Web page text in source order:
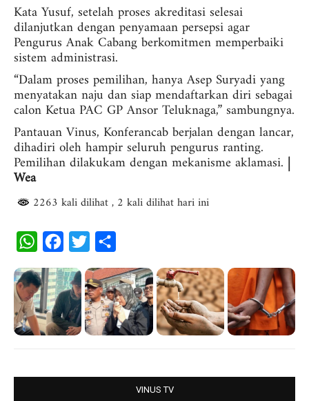
Kata Yusuf, setelah proses akreditasi selesai
dilanjutkan dengan penyamaan persepsi agar
Pengurus Anak Cabang berkomitmen memperbaiki
sistem administrasi.
“Dalam proses pemilihan, hanya Asep Suryadi yang
menyatakan naju dan siap mendaftarkan diri sebagai
calon Ketua PAC GP Ansor Teluknaga,” sambungnya.
Pantauan Vinus, Konferancab berjalan dengan lancar,
dihadiri oleh hampir seluruh pengurus ranting.
Pemilihan dilakukam dengan mekanisme aklamasi. |
Wea
2263 kali dilihat, 2 kali dilihat hari ini
W
a
t
s
c
e
b
i
t
t
a
r
e
VINUS TV